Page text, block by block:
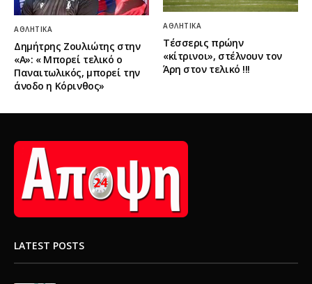
ΑΘΛΗΤΙΚΆ
Δημήτρης Ζουλιώτης στην
«Α»: « Μπορεί τελικό ο
Παναιτωλικός, μπορεί την
άνοδο η Κόρινθος»
ΑΘΛΗΤΙΚΆ
Τέσσερις πρώην
«κίτρινοι», στέλνουν τον
Άρη στον τελικό !!!
LATEST POSTS